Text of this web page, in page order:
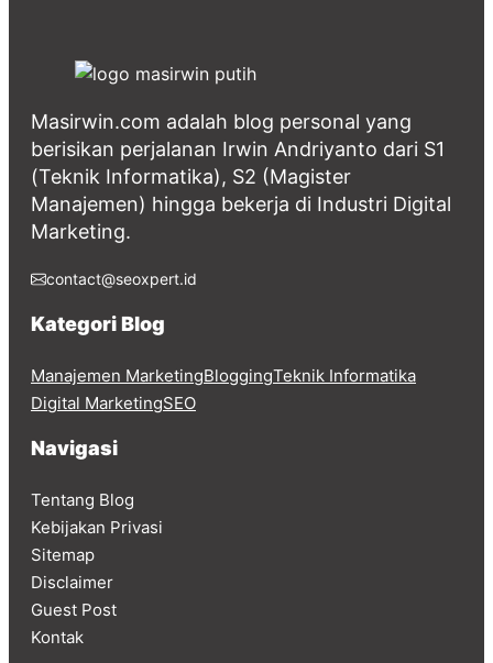
Masirwin.com adalah blog personal yang
berisikan perjalanan Irwin Andriyanto dari S1
(Teknik Informatika), S2 (Magister
Manajemen) hingga bekerja di Industri Digital
Marketing.
contact@seoxpert.id
Kategori Blog
Manajemen MarketingBloggingTeknik Informatika
Digital MarketingSEO
Navigasi
Tentang Blog
Kebijakan Privasi
Sitemap
Disclaimer
Guest Post
Kontak